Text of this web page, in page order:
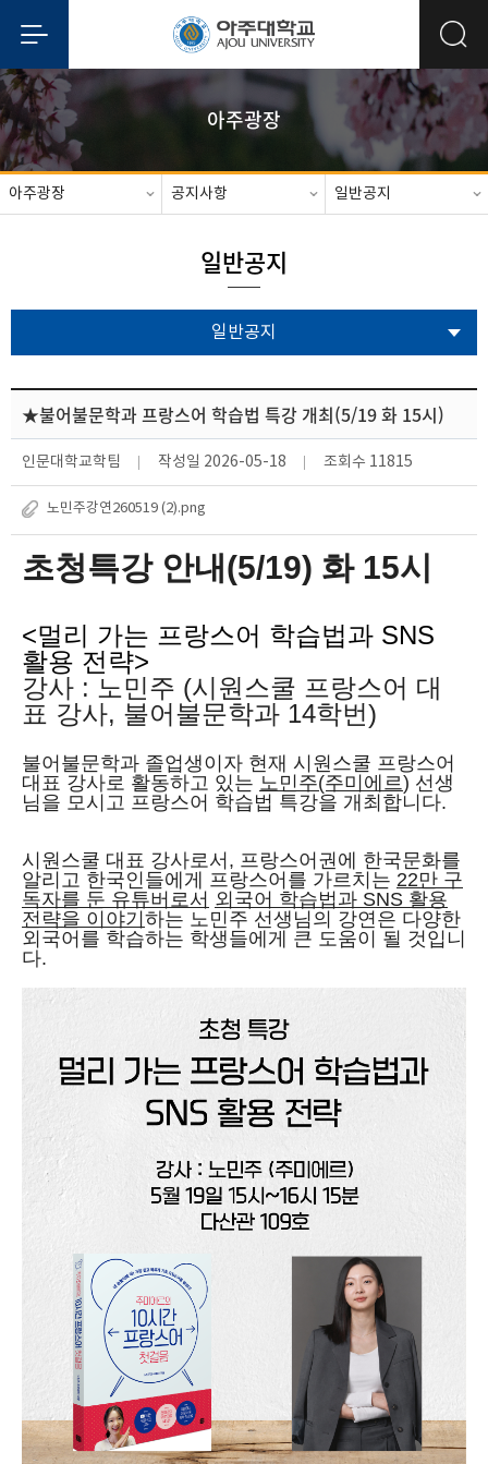
아주광장
아주광장 공지사항 일반공지
일반공지
일반공지
★불어불문학과 프랑스어 학습법 특강 개최(5/19 화 15시)
인문대학교학팀 작성일 2026-05-18 조회수 11815
노민주강연260519 (2).png
초청특강 안내(5/19) 화 15시
<멀리 가는 프랑스어 학습법과 SNS
활용 전략>
강사 : 노민주 (시원스쿨 프랑스어 대
표 강사, 불어불문학과 14학번)
불어불문학과 졸업생이자 현재 시원스쿨 프랑스어
대표 강사로 활동하고 있는 노민주(주미에르) 선생
님을 모시고 프랑스어 학습법 특강을 개최합니다.
시원스쿨 대표 강사로서, 프랑스어권에 한국문화를
알리고 한국인들에게 프랑스어를 가르치는 22만 구
독자를 둔 유튜버로서 외국어 학습법과 SNS 활용
전략을 이야기 하는 노민주 선생님의 강연은 다양한
외국어를 학습하는 학생들에게 큰 도움이 될 것입니
다.